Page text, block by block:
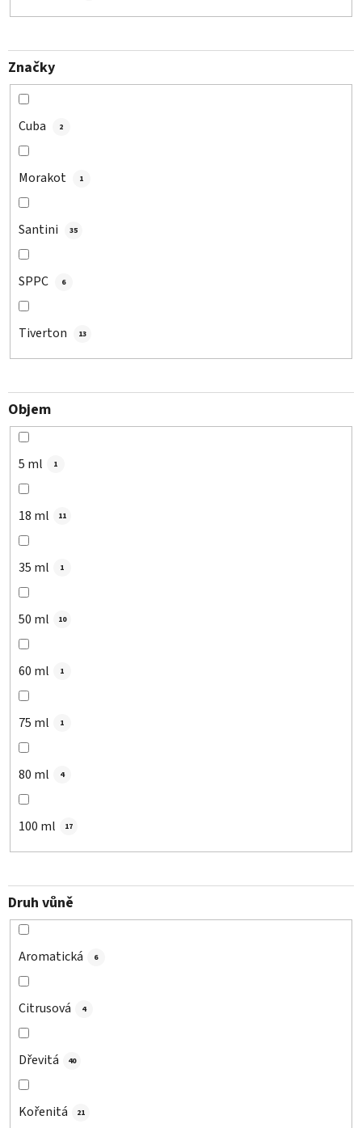
Značky
Cuba 2
Morakot 1
Santini 35
SPPC 6
Tiverton 13
Objem
5 ml 1
18 ml 11
35 ml 1
50 ml 10
60 ml 1
75 ml 1
80 ml 4
100 ml 17
Druh vůně
Aromatická 6
Citrusová 4
Dřevitá 40
Kořenitá 21